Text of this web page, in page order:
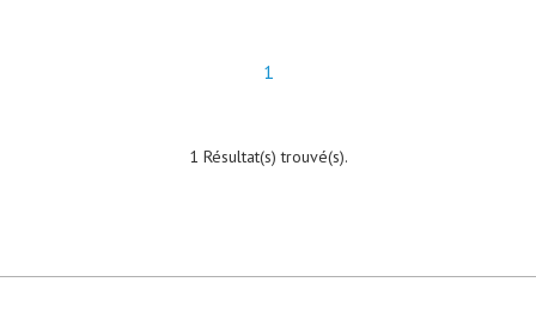
1
1 Résultat(s) trouvé(s).